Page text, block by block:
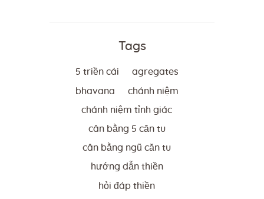
Tags
5 triền cái agregates
bhavana chánh niệm
chánh niệm tỉnh giác
cân bằng 5 căn tu
cân bằng ngũ căn tu
hướng dẫn thiền
hỏi đáp thiền